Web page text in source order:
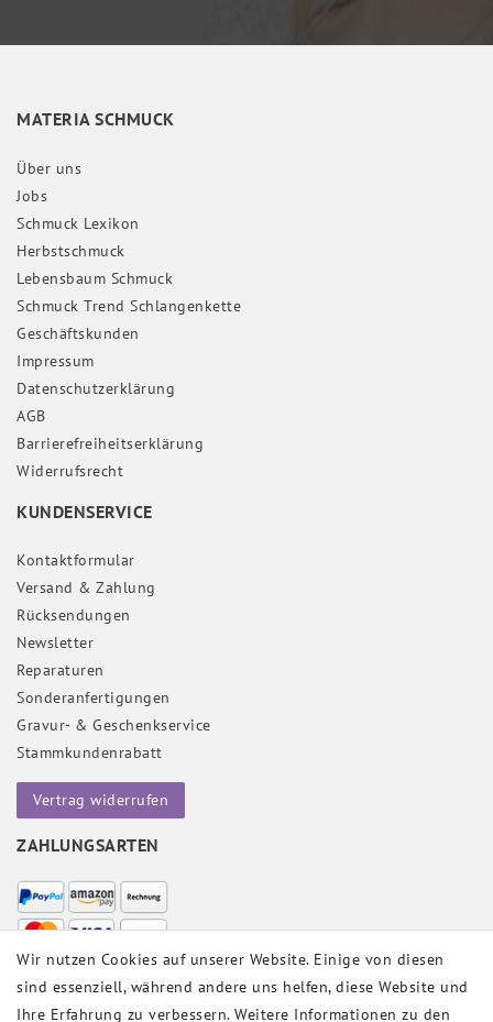
MATERIA SCHMUCK
Über uns
Jobs
Schmuck Lexikon
Herbstschmuck
Lebensbaum Schmuck
Schmuck Trend Schlangenkette
Geschäftskunden
Impressum
Daten­schutz­erklärung
AGB
Barrierefreiheitserklärung
Widerrufs­recht
KUNDENSERVICE
Kontaktformular
Versand & Zahlung
Rücksendungen
Newsletter
Reparaturen
Sonderanfertigungen
Gravur- & Geschenkservice
Stammkundenrabatt
Vertrag widerrufen
ZAHLUNGSARTEN
VERSANDPARTNER
Wir nutzen Cookies auf unserer Website. Einige von diesen
sind essenziell, während andere uns helfen, diese Website und
Ihre Erfahrung zu verbessern. Weitere Informationen zu den